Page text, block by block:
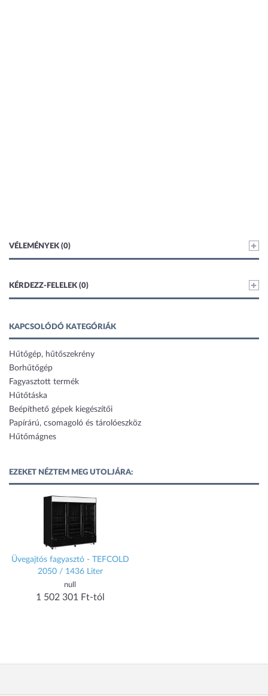
VÉLEMÉNYEK (0)
KÉRDEZZ-FELELEK (0)
KAPCSOLÓDÓ KATEGÓRIÁK
Hűtőgép, hűtőszekrény
Borhűtőgép
Fagyasztott termék
Hűtőtáska
Beépíthető gépek kiegészítői
Papírárú, csomagoló és tárolóeszköz
Hűtőmágnes
EZEKET NÉZTEM MEG UTOLJÁRA:
Üvegajtós fagyasztó - TEFCOLD
2050 / 1436 Liter
null
1 502 301 Ft-tól